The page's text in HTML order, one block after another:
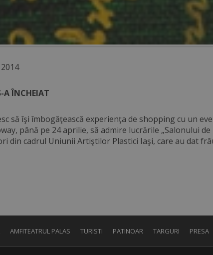
A ÎNCHEIAT
să îşi îmbogăţească experienţa de shopping cu un
până pe 24 aprilie, să admire lucrările „Salonului
din cadrul Uniunii Artiştilor Plastici Iaşi, care au dat
AMFITEATRUL PALAS TURISTI PATINOAR TARGURI PRESA